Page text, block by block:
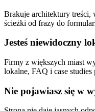
Brakuje architektury treści,
ścieżki od frazy do
Jesteś niewidoczny
Firmy z większych miast
lokalne, FAQ i case studies
Nie pojawiasz się w